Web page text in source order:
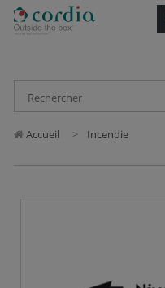
Accueil Incendie